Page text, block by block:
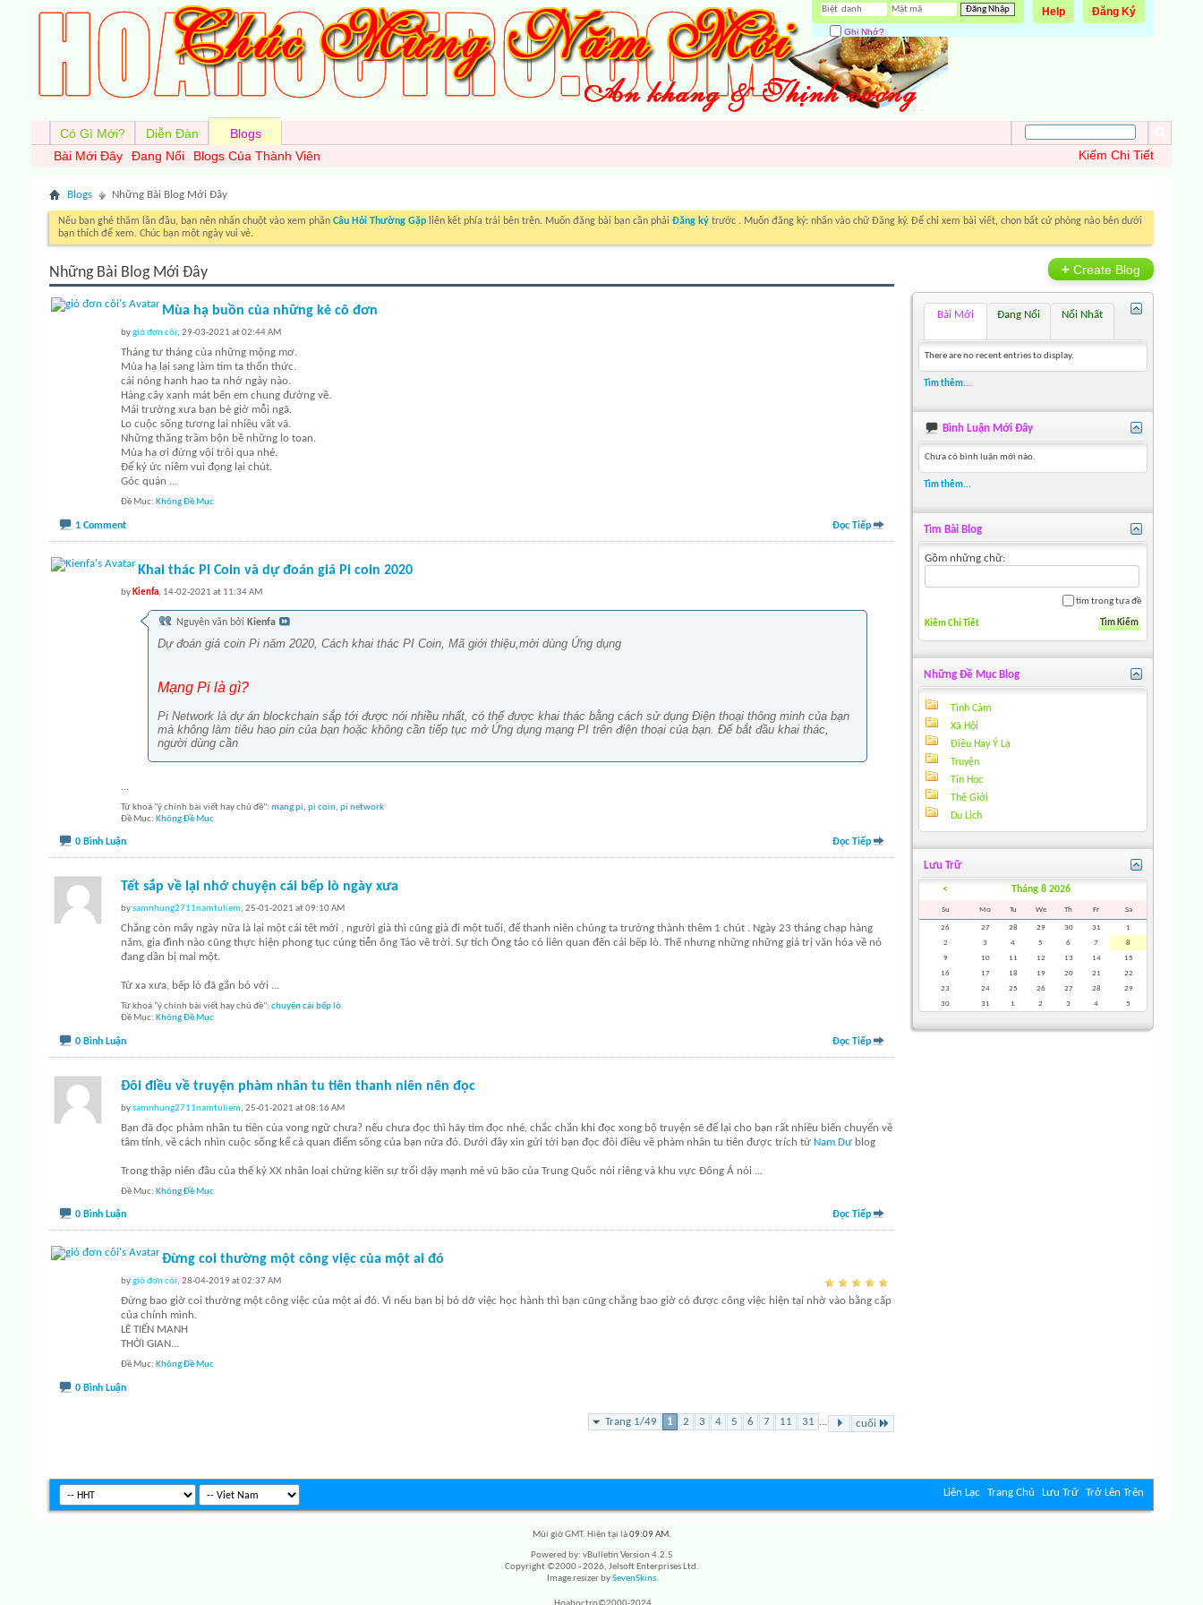
Đăng Ký
Help
Ghi Nhớ?
Có Gì Mới? Diễn Đàn
Blogs
Bài Mới Đây
Đang Nổi Blogs Của Thành Viên Kiếm Chi Tiết
Blogs Những Bài Blog Mới Đây
Nếu bạn ghé thăm lần đầu, bạn nên nhấn chuột vào xem phần Câu Hỏi Thường Gặp liên kết phía trái bên trên. Muốn đăng bài bạn cần phải Đăng ký trước . Muốn đăng ký: nhấn vào chữ Đăng ký. Để chỉ xem bài viết, chọn bất cứ phòng nào bên dưới
bạn thích để xem. Chúc bạn một ngày vui vẻ.
Những Bài Blog Mới Đây
Mùa hạ buồn của những kẻ cô đơn
bygió đơn côi, 29-03-2021 at 02:44 AM
Tháng tư tháng của những mộng mơ.
Mùa hạ lại sang làm tim ta thổn thức.
cái nóng hanh hao ta nhớ ngày nào.
Hàng cây xanh mát bên em chung đường về.
Mái trường xưa bạn bè giờ mỗi ngã.
Lo cuộc sống tương lai nhiều vất vã.
Những thăng trầm bộn bề những lo toan.
Mùa hạ ơi đừng vội trôi qua nhé.
Để ký ức niềm vui đọng lại chút.
Góc quán ...
Đề Mục Không Đề Mục
1 Comment Đọc Tiếp
Khai thác PI Coin và dự đoán giá Pi coin 2020
by Kienfa, 14-02-2021 at 11:34 AM
Nguyên văn bởi Kienfa
Dự đoán giá coin Pi năm 2020, Cách khai thác PI Coin, Mã giới thiệu,mời dùng Ứng dụng
Mạng Pi là gì?
Pi Network là dự án blockchain sắp tới được nói nhiều nhất, có thể được khai thác bằng cách sử dụng Điện thoại thông minh của bạn
mà không làm tiêu hao pin của bạn hoặc không cần tiếp tục mở Ứng dụng mạng PI trên điện thoại của bạn. Để bắt đầu khai thác,
người dùng cần
Từ khoá "ý chính bài viết hay chủ đề": mạng pi, pi coin, pi network
Đề Mục Không Đề Mục
0 Bình Luận Đọc Tiếp
Tết sắp về lại nhớ chuyện cái bếp lò ngày xưa
bysamnhung2711namtuliem, 25-01-2021 at 09:10 AM
Chẳng còn mấy ngày nữa là lại một cái tết mới , người già thì cũng già đi một tuổi, để thanh niên chúng ta trưởng thành thêm 1 chút . Ngày 23 tháng chạp hàng
năm, gia đình nào cũng thực hiện phong tục cúng tiễn ông Táo về trời. Sự tích Ông táo có liên quan đến cái bếp lò. Thế nhưng những những giá trị văn hóa về nó
đang dần bị mai một.
Từ xa xưa, bếp lò đã gắn bó với ...
Từ khoá "ý chính bài viết hay chủ đề": chuyện cái bếp lò
Đề Mục Không Đề Mục
0 Bình Luận Đọc Tiếp
Đôi điều về truyện phàm nhân tu tiên thanh niên nên đọc
bysamnhung2711namtuliem, 25-01-2021 at 08:16 AM
Bạn đã đọc phàm nhân tu tiên của vong ngữ chưa? nếu chưa đọc thì hãy tìm đọc nhé, chắc chắn khi đọc xong bộ truyện sẽ để lại cho bạn rất nhiều biến chuyển về
tâm tính, về cách nhìn cuộc sống kể cả quan điểm sống của bạn nữa đó. Dưới đây xin gửi tới bạn đọc đôi điều về phàm nhân tu tiên được trích từ Nam Dư blog
Trong thập niên đầu của thế kỷ XX nhân loại chứng kiến sự trổi dậy mạnh mẻ vũ bão của Trung Quốc nói riêng và khu vực Đông Á nói
Đề Mục Không Đề Mục
0 Bình Luận Đọc Tiếp
Đừng coi thường một công việc của một ai đó
bygió đơn côi, 28-04-2019 at 02:37 AM
Đừng bao giờ coi thường một công việc của một ai đó. Vì nếu bạn bị bỏ dỡ việc học hành thì bạn cũng chẳng bao giờ có được công việc hiện tại nhờ vào bằng cấp
của chính mình.
LÊ TIẾN MẠNH
THỜI GIAN...
Đề Mục Không Đề Mục
0 Bình Luận
Trang 1/49 1 2 3 4 5 6 7 11 31 cuối
+ Create Blog
Bài Mới Đang Nổi Nổi Nhất
There are no recent entries to display.
Tìm thêm...
Bình Luận Mới Đây
Chưa có bình luận mới nào.
Tìm thêm...
Tìm Bài Blog
Gồm những chữ:
tìm trong tựa đề
Kiếm Chi Tiết
Những Đề Mục Blog
Tình Cảm
Xã Hội
Điều Hay Ý Lạ
Truyện
Tin Học
Thế Giới
Du Lịch
Lưu Trữ
< Tháng 8 2026
Su Mo Tu We Th Fr Sa
26 27 28 29 30 31
1
2
3 4 5 6 7
8
9
10 11 12 13 14
15
16
17 18 19 20 21
22
23
24 25 26 27 28
29
30
31 1 2 3 4 5
Liên Lạc Trang Chủ Lưu Trữ Trở Lên Trên
Múi giờ GMT. Hiện tại là09:09 AM.
Powered by: vBulletin Version 4.2.5
Copyright ©2000 - 2026, Jelsoft Enterprises Ltd.
Image resizer bySevenSkins